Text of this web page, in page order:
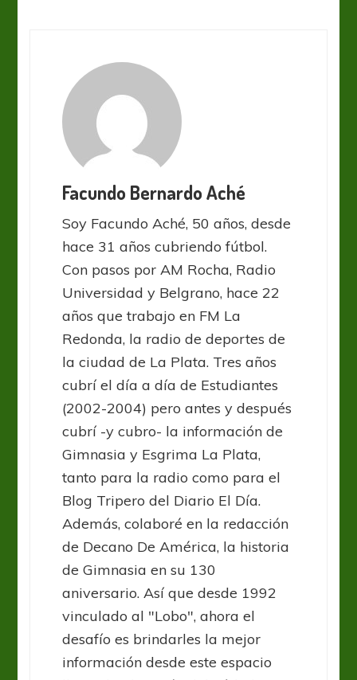
Facundo Bernardo Aché
Soy Facundo Aché, 50 años, desde
hace 31 años cubriendo fútbol.
Con pasos por AM Rocha, Radio
Universidad y Belgrano, hace 22
años que trabajo en FM La
Redonda, la radio de deportes de
la ciudad de La Plata. Tres años
cubrí el día a día de Estudiantes
(2002-2004) pero antes y después
cubrí -y cubro- la información de
Gimnasia y Esgrima La Plata,
tanto para la radio como para el
Blog Tripero del Diario El Día.
Además, colaboré en la redacción
de Decano De América, la historia
de Gimnasia en su 130
aniversario. Así que desde 1992
vinculado al "Lobo", ahora el
desafío es brindarles la mejor
información desde este espacio